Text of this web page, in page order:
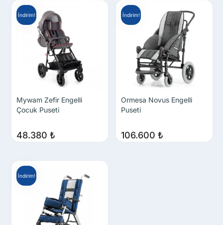
Mywam Zefir Engelli
Çocuk Puseti
48.380₺
İndirim!
Ormesa Novus Engelli
Puseti
106.600 ₺
İndirim!
İndirim!